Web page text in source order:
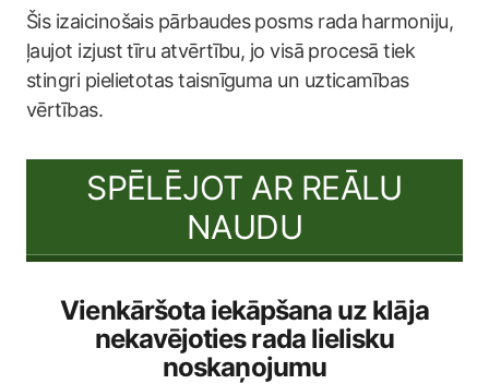
Šis izaicinošais pārbaudes posms rada harmoniju,
ļaujot izjust tīru atvērtību, jo visā procesā tiek
stingri pielietotas taisnīguma un uzticamības
vērtības.
SPĒLĒJOT AR REĀLU
NAUDU
Vienkāršota iekāpšana uz klāja
nekavējoties rada lielisku
noskaņojumu